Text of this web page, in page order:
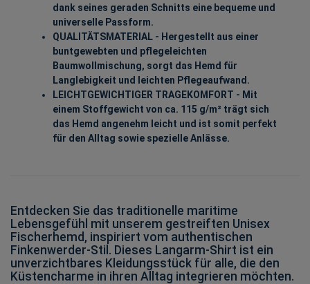
dank seines geraden Schnitts eine bequeme und
universelle Passform.
QUALITÄTSMATERIAL - Hergestellt aus einer
buntgewebten und pflegeleichten
Baumwollmischung, sorgt das Hemd für
Langlebigkeit und leichten Pflegeaufwand.
LEICHTGEWICHTIGER TRAGEKOMFORT - Mit
einem Stoffgewicht von ca. 115 g/m² trägt sich
das Hemd angenehm leicht und ist somit perfekt
für den Alltag sowie spezielle Anlässe.
Entdecken Sie das traditionelle maritime
Lebensgefühl mit unserem gestreiften Unisex
Fischerhemd, inspiriert vom authentischen
Finkenwerder-Stil. Dieses Langarm-Shirt ist ein
unverzichtbares Kleidungsstück für alle, die den
Küstencharme in ihren Alltag integrieren möchten.